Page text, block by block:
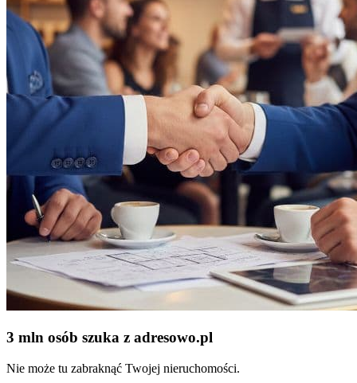
3 mln osób szuka z adresowo.pl
Nie może tu zabraknąć Twojej nieruchomości.